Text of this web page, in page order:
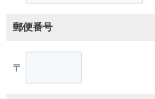
郵便番号
〒